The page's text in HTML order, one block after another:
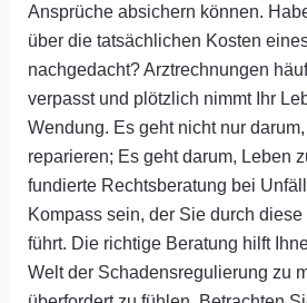
Ansprüche absichern können.
über die tatsächlichen Kosten
nachgedacht? Arztrechnungen
verpasst und plötzlich nimmt Ihr
Wendung. Es geht nicht nur
reparieren; Es geht darum, Leben
fundierte Rechtsberatung bei
Kompass sein, der Sie durch
führt. Die richtige Beratung hilft
Welt der Schadensregulierung zu